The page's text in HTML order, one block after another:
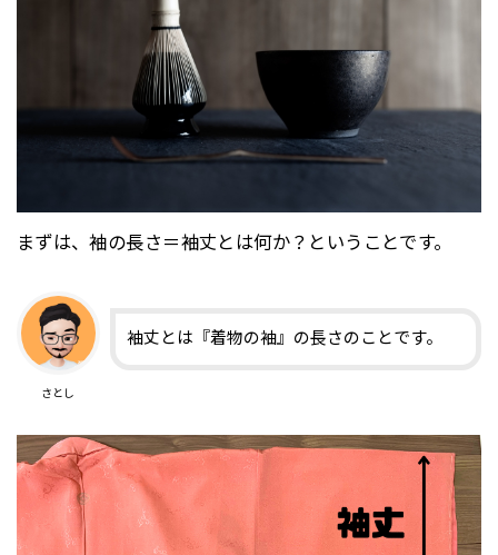
まずは、袖の長さ＝袖丈とは何か？ということです。
さとし
袖丈とは『着物の袖』の長さのことです。